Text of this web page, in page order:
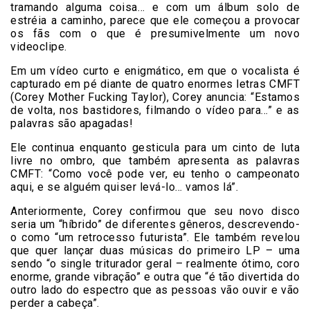
tramando alguma coisa… e com um álbum solo de
estréia a caminho, parece que ele começou a provocar
os fãs com o que é presumivelmente um novo
videoclipe.
Em um vídeo curto e enigmático, em que o vocalista é
capturado em pé diante de quatro enormes letras CMFT
(Corey Mother Fucking Taylor), Corey anuncia: “Estamos
de volta, nos bastidores, filmando o vídeo para…” e as
palavras são apagadas!
Ele continua enquanto gesticula para um cinto de luta
livre no ombro, que também apresenta as palavras
CMFT: “Como você pode ver, eu tenho o campeonato
aqui, e se alguém quiser levá-lo… vamos lá”.
Anteriormente, Corey confirmou que seu novo disco
seria um “híbrido” de diferentes gêneros, descrevendo-
o como “um retrocesso futurista”. Ele também revelou
que quer lançar duas músicas do primeiro LP – uma
sendo “o single triturador geral – realmente ótimo, coro
enorme, grande vibração” e outra que “é tão divertida do
outro lado do espectro que as pessoas vão ouvir e vão
perder a cabeça”.